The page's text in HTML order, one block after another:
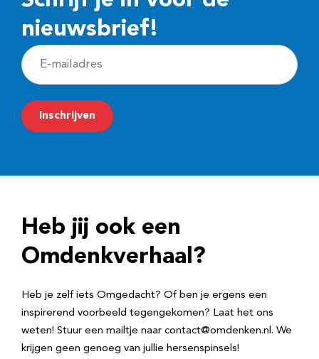
nieuwsbrief!
E
-
m
a
r
e
Inschrijven
Heb jij ook een
Omdenkverhaal?
Heb je zelf iets Omgedacht? Of ben je ergens een
inspirerend voorbeeld tegengekomen? Laat het ons
weten! Stuur een mailtje naar contact@omdenken.nl. We
krijgen geen genoeg van jullie hersenspinsels!